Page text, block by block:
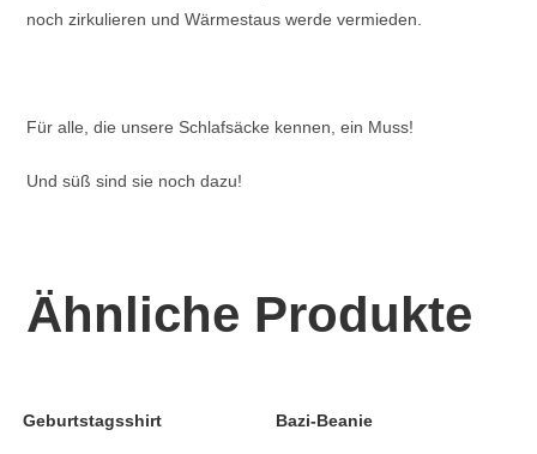
noch zirkulieren und Wärmestaus werde vermieden.
Für alle, die unsere Schlafsäcke kennen, ein Muss!
Und süß sind sie noch dazu!
Ähnliche Produkte
Geburtstagsshirt Bazi-Beanie